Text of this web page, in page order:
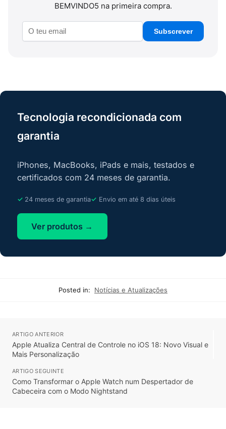
BEMVINDO5 na primeira compra.
Subscrever
Tecnologia recondicionada com
garantia
iPhones, MacBooks, iPads e mais, testados e
certificados com 24 meses de garantia.
24 meses de garantia Envio em até 8 dias úteis
Ver produtos →
Posted in: Notícias e Atualizações
ARTIGO ANTERIOR
Apple Atualiza Central de Controle no iOS 18: Novo Visual e
Mais Personalização
ARTIGO SEGUINTE
Como Transformar o Apple Watch num Despertador de
Cabeceira com o Modo Nightstand